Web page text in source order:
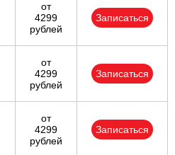
от
4299
рублей
Записаться
от
4299
рублей
Записаться
от
4299
рублей
Записаться